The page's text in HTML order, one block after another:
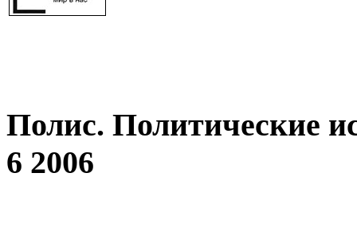
Полис. Политические
6 2006